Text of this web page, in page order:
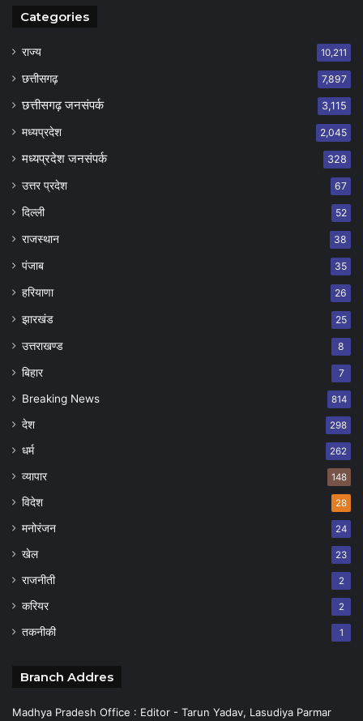
Categories
राज्य 10,211
छत्तीसगढ़ 7,897
छत्तीसगढ़ जनसंपर्क 3,115
मध्यप्रदेश 2,045
मध्यप्रदेश जनसंपर्क 328
उत्तर प्रदेश 67
दिल्ली 52
राजस्थान 38
पंजाब 35
हरियाणा 26
झारखंड 25
उत्तराखण्ड 8
बिहार 7
Breaking News 814
देश 298
धर्म 262
व्यापार 148
विदेश 28
मनोरंजन 24
खेल 23
राजनीती 2
करियर 2
तकनीकी 1
Branch Addres
Madhya Pradesh Office : Editor - Tarun Yadav, Lasudiya Parmar